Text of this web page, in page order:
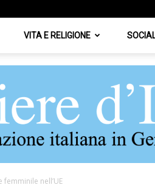
VITA E RELIGIONE
nell’UE